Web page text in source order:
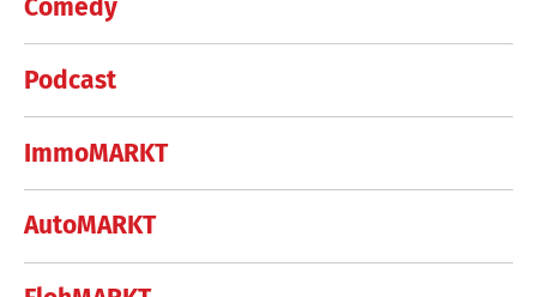
Comedy
Podcast
ImmoMARKT
AutoMARKT